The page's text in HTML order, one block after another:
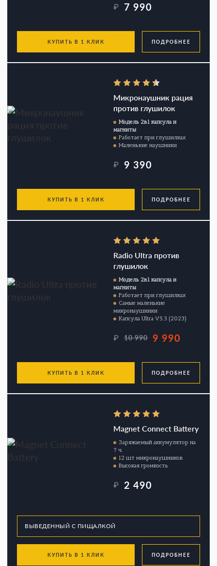
₽ 7 990
КУПИТЬ В 1 КЛИК ПОДРОБНЕЕ
Микронаушник рация
против глушилок
Модель 2в1 капсула и
магниты
Работает при глушилках
Маленькие наушники
₽ 9 390
КУПИТЬ В 1 КЛИК ПОДРОБНЕЕ
Radio Ultra против
глушилок
Модель 2в1 капсула и
магниты
Работает при глушилках
Самые маленькие
микронаушники
Капсула Ultra V5.3 (2023)
₽ 10 990 9 990
КУПИТЬ В 1 КЛИК ПОДРОБНЕЕ
Magnet Connect Battery
Заряжаемый аккумулятор на
7 ч.
12 шт микронаушников
Высокая громкость
₽ 2 490
КУПИТЬ В 1 КЛИК ПОДРОБНЕЕ